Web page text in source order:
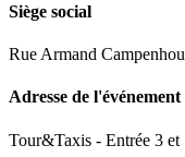
Siège social
Rue Armand
Adresse de l'événement
Tour&Taxis - Entrée 3